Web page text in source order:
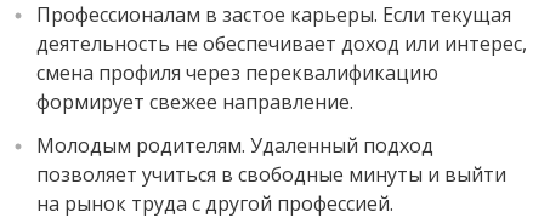
Профессионалам в застое карьеры. Если текущая
деятельность не обеспечивает доход или интерес,
смена профиля через переквалификацию
формирует свежее направление.
Молодым родителям. Удаленный подход
позволяет учиться в свободные минуты и выйти
на рынок труда с другой профессией.